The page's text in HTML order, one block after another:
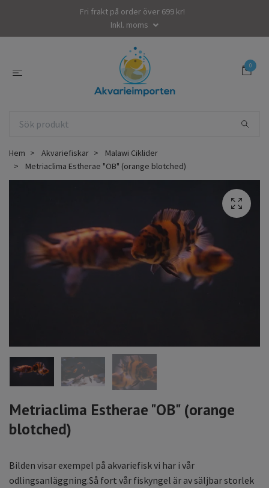
Fri frakt på order över 699 kr!
Inkl. moms
0
Hem Akvariefiskar
Malawi Ciklider
Metriaclima Estherae "OB" (orange blotched)
Metriaclima Estherae "OB" (orange
blotched)
Bilden visar exempel på akvariefisk vi har i vår
odlingsanläggning.Så fort vår fiskyngel är av säljbar storlek